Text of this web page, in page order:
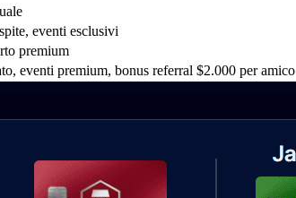
eventi esclusivi
premium
eventi premium, bonus referral $2.000 per amico